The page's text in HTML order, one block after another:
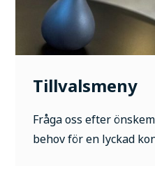
Tillvalsmeny
Fråga oss efter
behov för en lyckad